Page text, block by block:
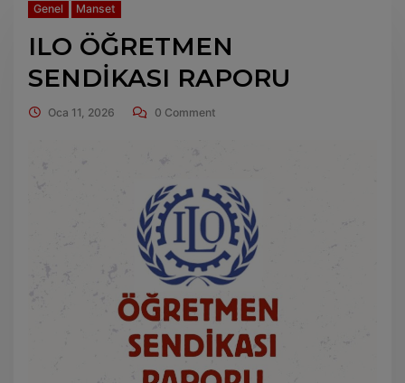
Genel Manset
ILO ÖĞRETMEN
SENDİKASI RAPORU
Oca 11, 2026 0 Comment